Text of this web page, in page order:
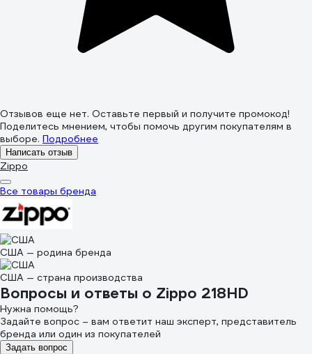
Отзывов еще нет. Оставьте первый и получите промокод!
Поделитесь мнением, чтобы помочь другим покупателям в
выборе. Подробнее
Написать отзыв
Zippo
Все товары бренда
США — родина бренда
США — страна производства
Вопросы и ответы о Zippo 218HD
Нужна помощь?
Задайте вопрос – вам ответит наш эксперт, представитель
бренда или один из покупателей
Задать вопрос